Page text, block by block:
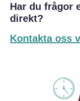
Har du frågor
direkt?
Kontakta oss